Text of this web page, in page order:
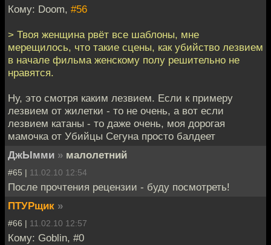
Кому: Doom, #56
> Твоя женщина рвёт все шаблоны, мне
мерещилось, что такие сцены, как убийство лезвием
в начале фильма женскому полу решительно не
нравятся.
Ну, это смотря каким лезвием. Если к примеру
лезвием от жилетки - то не очень, а вот если
лезвием катаны - то даже очень, моя дорогая
мамочка от Убийцы Сегуна просто балдеет
ДжЫмми » малолетний
#65 | 11.02.10 12:54
После прочтения рецензии - буду посмотреть!
ПТУРщик »
#66 | 11.02.10 12:57
Кому: Goblin, #0